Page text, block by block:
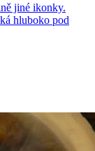
jiné ikonky.
hluboko pod